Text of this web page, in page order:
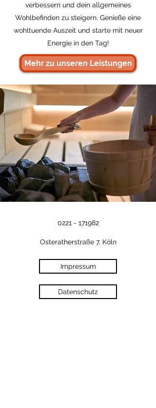
verbessern und dein allgemeines
Wohlbefinden zu steigern. Genieße eine
wohltuende Auszeit und starte mit neuer
Energie in den Tag!
Mehr zu unseren Leistungen
0221 - 171982
Osteratherstraße 7, Köln
Impressum
Datenschutz